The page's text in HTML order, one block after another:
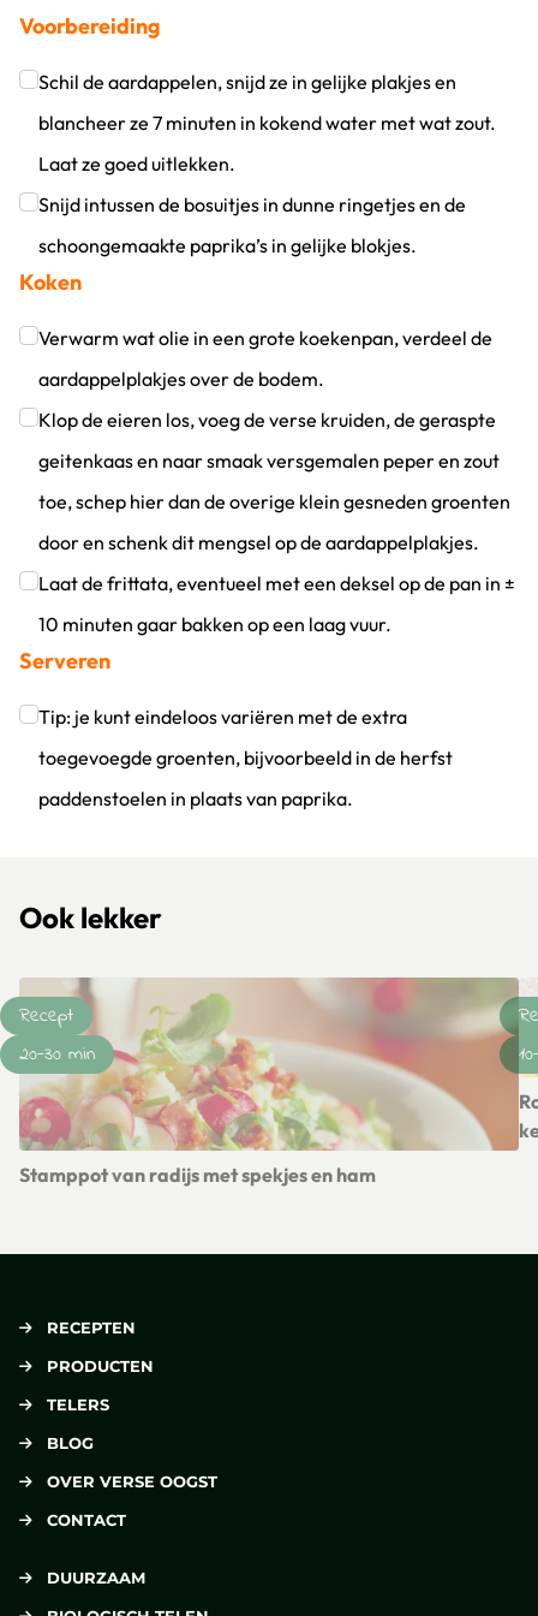
Voorbereiding
Schil de aardappelen, snijd ze in gelijke plakjes en
blancheer ze 7 minuten in kokend water met wat zout.
Laat ze goed uitlekken.
Klik om dit selectievakje aan te vinken
Snijd intussen de bosuitjes in dunne ringetjes en de
schoongemaakte paprika’s in gelijke blokjes.
Klik om dit selectievakje aan te vinken
Koken
Verwarm wat olie in een grote koekenpan, verdeel de
aardappelplakjes over de bodem.
Klik om dit selectievakje aan te vinken
Klop de eieren los, voeg de verse kruiden, de geraspte
geitenkaas en naar smaak versgemalen peper en zout
toe, schep hier dan de overige klein gesneden groenten
door en schenk dit mengsel op de aardappelplakjes.
Klik om dit selectievakje aan te vinken
Laat de frittata, eventueel met een deksel op de pan in ±
10 minuten gaar bakken op een laag vuur.
Klik om dit selectievakje aan te vinken
Serveren
Tip: je kunt eindeloos variëren met de extra
toegevoegde groenten, bijvoorbeeld in de herfst
paddenstoelen in plaats van paprika.
Ook lekker
Stamppot van radijs met spekjes en ham
Recept
20-30 min
RECEPTEN
PRODUCTEN
TELERS
BLOG
OVER VERSE OOGST
CONTACT
DUURZAAM